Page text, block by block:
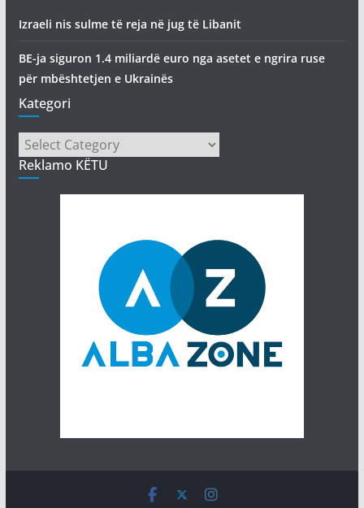
Izraeli nis sulme të reja në jug të Libanit
BE-ja siguron 1.4 miliardë euro nga asetet e ngrira ruse
për mbështetjen e Ukrainës
Kategori
Kategori
Reklamo KËTU